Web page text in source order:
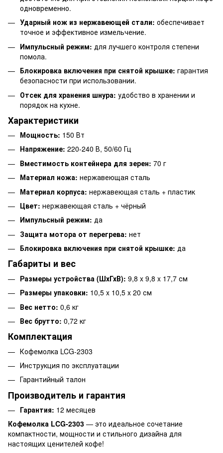
одновременно.
Ударный нож из нержавеющей стали: обеспечивает
точное и эффективное измельчение.
Импульсный режим: для лучшего контроля степени
помола.
Блокировка включения при снятой крышке: гарантия
безопасности при использовании.
Отсек для хранения шнура: удобство в хранении и
порядок на кухне.
Характеристики
Мощность: 150 Вт
Напряжение: 220-240 В, 50/60 Гц
Вместимость контейнера для зерен: 70 г
Материал ножа: нержавеющая сталь
Материал корпуса: нержавеющая сталь + пластик
Цвет: нержавеющая сталь + чёрный
Импульсный режим: да
Защита мотора от перегрева: нет
Блокировка включения при снятой крышке: да
Габариты и вес
Размеры устройства (ШхГхВ): 9,8 x 9,8 x 17,7 см
Размеры упаковки: 10,5 x 10,5 x 20 см
Вес нетто: 0,6 кг
Вес брутто: 0,72 кг
Комплектация
Кофемолка LCG-2303
Инструкция по эксплуатации
Гарантийный талон
Производитель и гарантия
Гарантия: 12 месяцев
Кофемолка LCG-2303 — это идеальное сочетание
компактности, мощности и стильного дизайна для
настоящих ценителей кофе!